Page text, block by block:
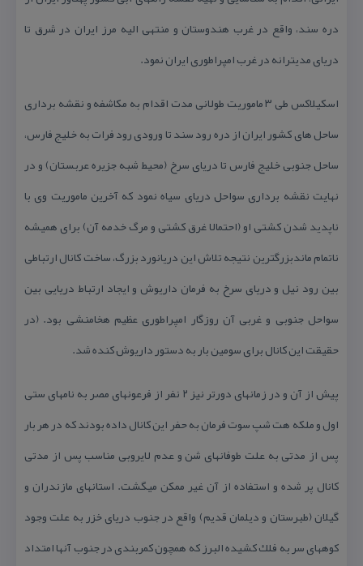
دره سند، واقع در غرب هندوستان و منتهی الیه مرز ایران در شرق تا
دریای مدیترانه در غرب امپراطوری ایران نمود.
اسكیلاكس طی ۳ ماموریت طولانی مدت اقدام به مكاشفه و نقشه برداری
ساحل های كشور ایران از دره رود سند تا ورودی رود فرات به خلیج فارس،
ساحل جنوبی خلیج فارس تا دریای سرخ (محیط شبه جزیره عربستان) و در
نهایت نقشه برداری سواحل دریای سیاه نمود كه آخرین ماموریت وی با
ناپدید شدن كشتی او (احتمالا غرق كشتی و مرگ خدمه آن) برای همیشه
ناتمام ماندبزرگترین نتیجه تلاش این دریانورد بزرگ، ساخت كانال ارتباطی
بین رود نیل و دریای سرخ به فرمان داریوش و ایجاد ارتباط دریایی بین
سواحل جنوبی و غربی آن روزگار امپراطوری عظیم هخامنشی بود. (در
حقیقت این كانال برای سومین بار به دستور داریوش كنده شد.
پیش از آن و در زمانهای دورتر نیز ۲ نفر از فرعونهای مصر به نامهای ستی
اول و ملكه هت شپ سوت فرمان به حفر این كانال داده بودند كه در هر بار
پس از مدتی به علت طوفانهای شن و عدم لایروبی مناسب پس از مدتی
كانال پر شده و استفاده از آن غیر ممكن میگشت. استانهای مازندران و
گیلان (طبرستان و دیلمان قدیم) واقع در جنوب دریای خزر به علت وجود
كوههای سر به فلك كشیده البرز كه همچون كمربندی در جنوب آنها امتداد